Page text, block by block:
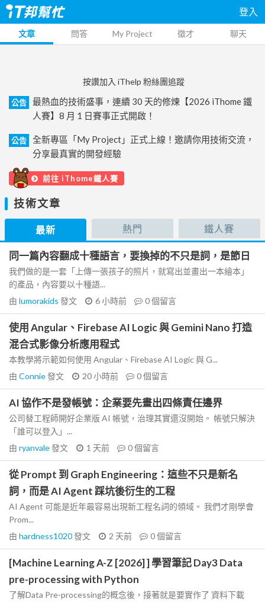
登入
文章 問答 My Project 徵才 聊天
按讚加入 iThelp 粉絲團追蹤
公告
最熱血的技術盛事，連續 30 天的修煉【2026 iThome 鐵
人賽】8 月 1 日賽事正式開啟！
公告
全新專區「My Project」正式上線！邀請你用技術交流，
分享最真實的開發經驗
前往 iThome鐵人賽
技術文章
最新 熱門 鐵人賽
同一篇內容翻成十種語言，要換掉的不只是詞，是節日
我們做的是一套「上傳一張孩子的照片，就寫出並畫出一本繪本」
的產品，內容要以十種語...
由 lumorakids 發文 6 小時前 0個留言
使用 Angular、Firebase AI Logic 與 Gemini Nano 打造
混合式影像分析應用程式
本教學將示範如何使用 Angular、Firebase AI Logic 與 G...
由 Connie發文 20 小時前 0個留言
AI 協作不是發帳號：企業要先畫出四條責任邊界
公司替工程師開好企業版 AI 帳號，治理其實還沒開始。 帳號只解決
「誰可以登入」...
由 ryanvale發文 1 天前 0個留言
從 Prompt 到 Graph Engineering：這些不只是新名
詞，而是 AI Agent 踩坑後衍生的工程
AI Agent 可能是近年最容易出現新工程名詞的領域。 我們才剛學會
Prom...
由 hardness1020發文 2 天前 0個留言
[Machine Learning A-Z [2026] ] 學習筆記 Day3 Data
pre-processing with Python
了解Data Pre-processing的概念後，接著就是要實作了 資料下載